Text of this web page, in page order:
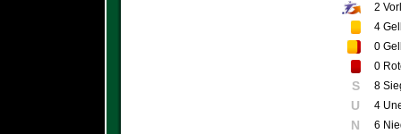
2
4
0
0
S 8
U 4
N 6